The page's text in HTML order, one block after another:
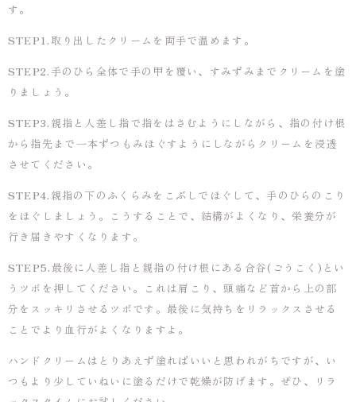
す。
STEP1. 取り出したクリームを両手で温めます。
STEP2.手のひら全体で手の甲を覆い、すみずみまでクリームを塗
りましょう。
STEP3. 親指と人差し指で指をはさむようにしながら、指の付け根
から指先まで一本ずつもみほぐすようにしながらクリームを浸透
させてください。
STEP4. 親指の下のふくらみをこぶしでほぐして、手のひらのこり
をほぐしましょう。こうすることで、結構がよくなり、栄養分が
行き届きやすくなります。
STEP5.最後に人差し指と親指の付け根にある合谷(ごうこく)とい
うツボを押してください。これは肩こり、頭痛など首から上の部
分をスッキリさせるツボです。最後に気持ちをリラックスさせる
ことでより血行がよくなりますよ。
ハンドクリームはとりあえず塗ればいいと思われがちですが、い
つもより少していねいに塗るだけで乾燥が防げます。ぜひ、リラ